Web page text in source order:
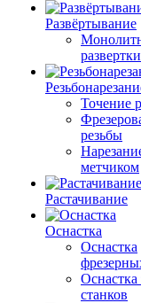
Развёртывание
развертки
Точение
резьбы
метчиком
Растачивание
Оснастка
Оснастка
станков